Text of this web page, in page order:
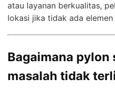
atau layanan berkualitas,
lokasi jika tidak ada
Bagaimana pylon
masalah tidak